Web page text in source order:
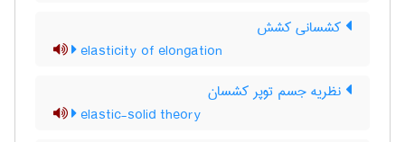
کشسانی کشش
elasticity of elongation
نظریه جسم توپر کشسان
elastic-solid theory